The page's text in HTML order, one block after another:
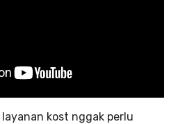
kost nggak perlu